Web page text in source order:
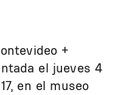
+
el jueves 4
en el museo